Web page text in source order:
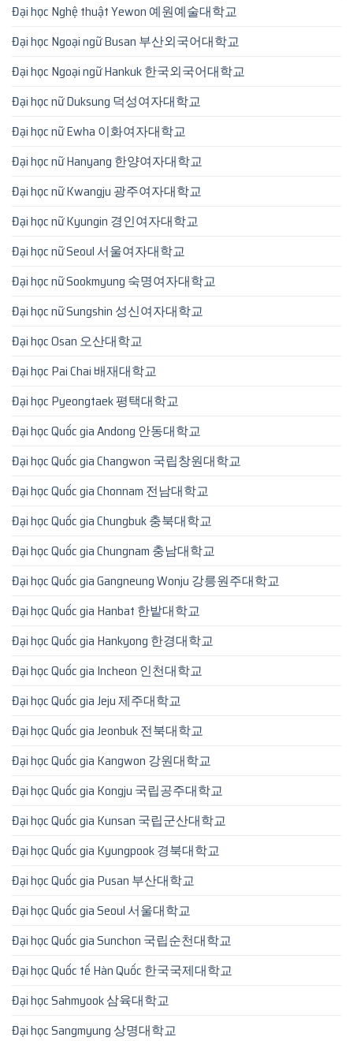
Đại học Nghệ thuật Yewon 예원예술대학교
Đại học Ngoại ngữ Busan 부산외국어대학교
Đại học Ngoại ngữ Hankuk 한국외국어대학교
Đại học nữ Duksung 덕성여자대학교
Đại học nữ Ewha 이화여자대학교
Đại học nữ Hanyang 한양여자대학교
Đại học nữ Kwangju 광주여자대학교
Đại học nữ Kyungin 경인여자대학교
Đại học nữ Seoul 서울여자대학교
Đại học nữ Sookmyung 숙명여자대학교
Đại học nữ Sungshin 성신여자대학교
Đại học Osan 오산대학교
Đại học Pai Chai 배재대학교
Đại học Pyeongtaek 평택대학교
Đại học Quốc gia Andong 안동대학교
Đại học Quốc gia Changwon 국립창원대학교
Đại học Quốc gia Chonnam 전남대학교
Đại học Quốc gia Chungbuk 충북대학교
Đại học Quốc gia Chungnam 충남대학교
Đại học Quốc gia Gangneung Wonju 강릉원주대학교
Đại học Quốc gia Hanbat 한밭대학교
Đại học Quốc gia Hankyong 한경대학교
Đại học Quốc gia Incheon 인천대학교
Đại học Quốc gia Jeju 제주대학교
Đại học Quốc gia Jeonbuk 전북대학교
Đại học Quốc gia Kangwon 강원대학교
Đại học Quốc gia Kongju 국립공주대학교
Đại học Quốc gia Kunsan 국립군산대학교
Đại học Quốc gia Kyungpook 경북대학교
Đại học Quốc gia Pusan 부산대학교
Đại học Quốc gia Seoul 서울대학교
Đại học Quốc gia Sunchon 국립순천대학교
Đại học Quốc tế Hàn Quốc 한국국제대학교
Đại học Sahmyook 삼육대학교
Đại học Sangmyung 상명대학교